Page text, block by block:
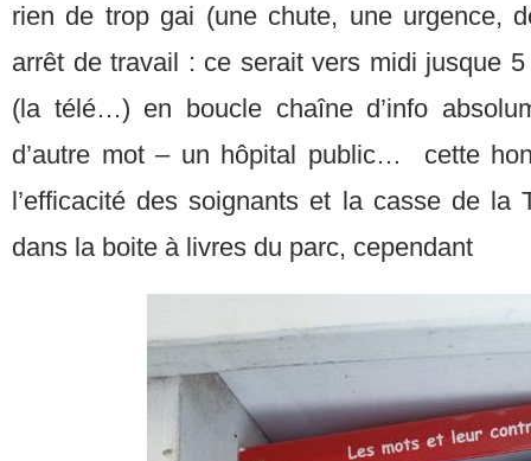
rien de trop gai (une chute, une urgence,
arrêt de travail : ce serait vers midi jusque
(la télé…) en boucle chaîne d’info
d’autre mot – un hôpital public… cette
l’efficacité des soignants et la casse de la
dans la boite à livres du parc, cependant